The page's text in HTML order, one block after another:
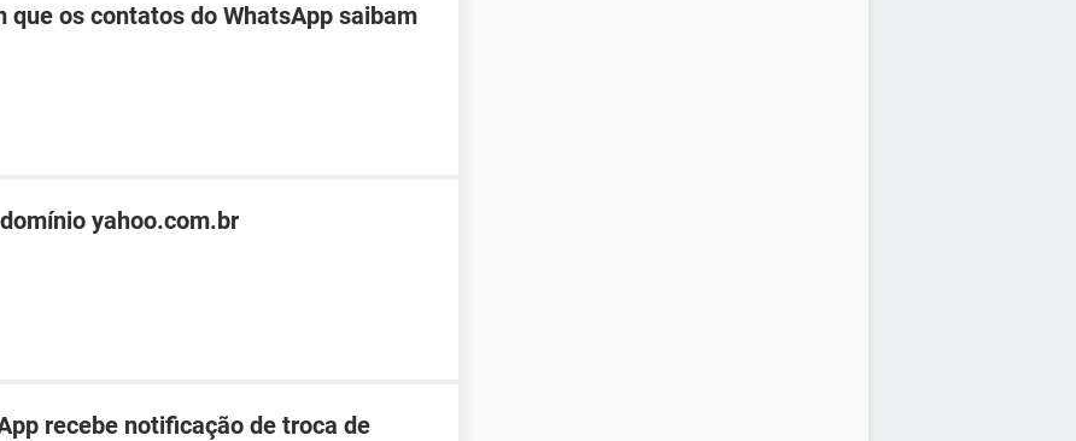
que os contatos do WhatsApp saibam
yahoo.com.br
recebe notificação de troca de